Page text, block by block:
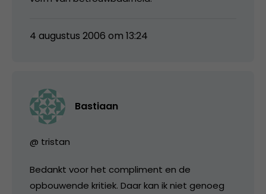
4 augustus 2006 om 13:24
Bastiaan
@ tristan
Bedankt voor het compliment en de
opbouwende kritiek. Daar kan ik niet genoeg